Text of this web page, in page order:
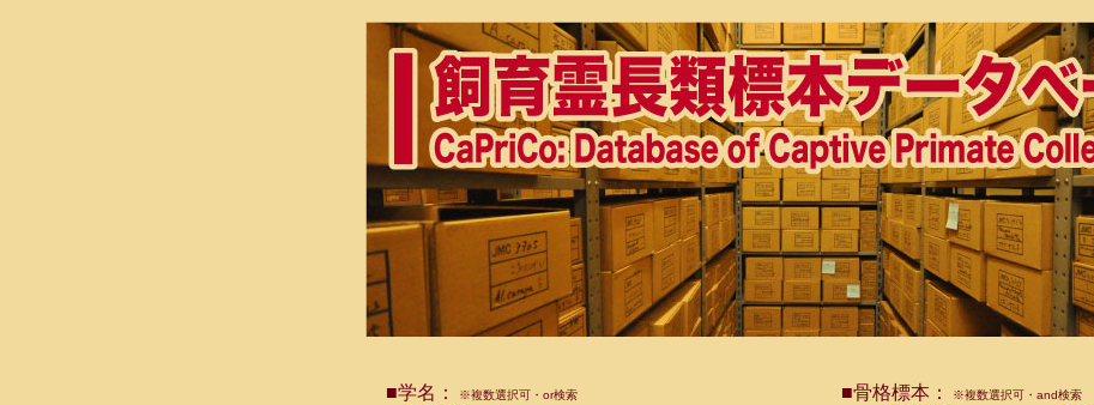
■学名： ※複数選択可・or検索 ■骨格標本： ※複数選択可・and検索